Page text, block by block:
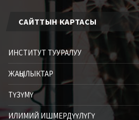
САЙТТЫН КАРТАСЫ
ИНСТИТУТ ТУУРАЛУУ
ЖАҢЫЛЫКТАР
ТҮЗҮМҮ
ИЛИМИЙ ИШМЕРДҮҮЛҮГҮ